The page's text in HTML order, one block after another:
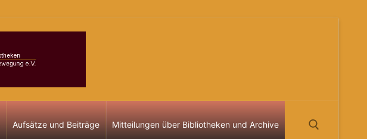
Aufsätze und Beiträge Mitteilungen über Bibliotheken und Archive